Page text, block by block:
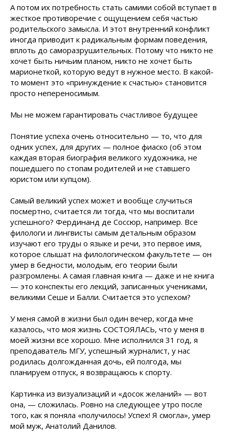
А потом их потребность стать самими собой вступает в
жесткое противоречие с ощущением себя частью
родительского замысла. И этот внутренний конфликт
иногда приводит к радикальным формам поведения,
вплоть до саморазрушительных. Потому что никто не
хочет быть ничьим планом, никто не хочет быть
марионеткой, которую ведут в нужное место. В какой-
то момент это «принуждение к счастью» становится
просто непереносимым.
Мы не можем гарантировать счастливое будущее
Понятие успеха очень относительно — то, что для
одних успех, для других — полное фиаско (об этом
каждая вторая биография великого художника, не
пошедшего по стопам родителей и не ставшего
юристом или купцом).
Самый великий успех может и вообще случиться
посмертно, считается ли тогда, что мы воспитали
успешного? Фердинанд де Соссюр, например. Все
филологи и лингвисты самым детальным образом
изучают его труды о языке и речи, это первое имя,
которое слышат на филологическом факультете — он
умер в бедности, молодым, его теории были
разгромлены. А самая главная книга — даже и не книга
— это конспекты его лекций, записанных учениками,
великими Сеше и Балли. Считается это успехом?
У меня самой в жизни был один вечер, когда мне
казалось, что моя жизнь СОСТОЯЛАСЬ, что у меня в
моей жизни все хорошо. Мне исполнился 31 год, я
преподаватель МГУ, успешный журналист, у нас
родилась долгожданная дочь, ей полгода, мы
планируем отпуск, я возвращаюсь к спорту.
Картинка из визуализаций и «досок желаний» — вот
она, — сложилась. Ровно на следующее утро после
того, как я поняла «получилось! Успех! Я смогла», умер
мой муж, Анатолий Данилов.